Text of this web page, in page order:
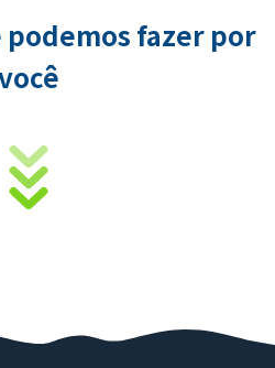
podemos fazer por